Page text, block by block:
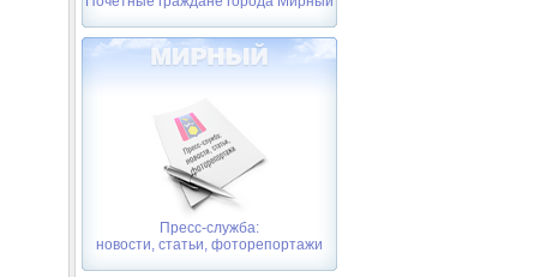
Пресс-служба:
новости, статьи, фоторепортажи